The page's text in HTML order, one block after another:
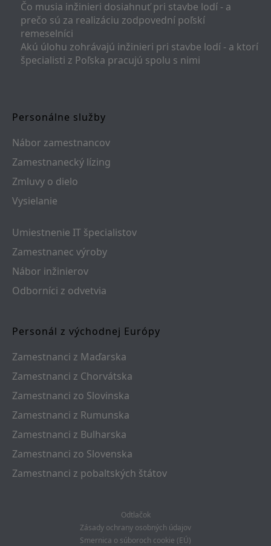
Čo musia inžinieri dosiahnuť pri stavbe lodí - a
prečo sú za realizáciu zodpovední poľskí
remeselníci
Akú úlohu zohrávajú inžinieri pri stavbe lodí - a ktorí
špecialisti z Poľska pracujú spolu s nimi
Personálne služby
Nábor zamestnancov
Zamestnanecký lízing
Zmluvy o dielo
Vysielanie
Umiestnenie IT špecialistov
Zamestnanec výroby
Nábor inžinierov
Odborníci z odvetvia
Personál z východnej Európy
Zamestnanci z Maďarska
Zamestnanci z Chorvátska
Zamestnanci zo Slovinska
Zamestnanci z Rumunska
Zamestnanci z Bulharska
Zamestnanci zo Slovenska
Zamestnanci z pobaltských štátov
Odtlačok
Zásady ochrany osobných údajov
Smernica o súboroch cookie (EÚ)